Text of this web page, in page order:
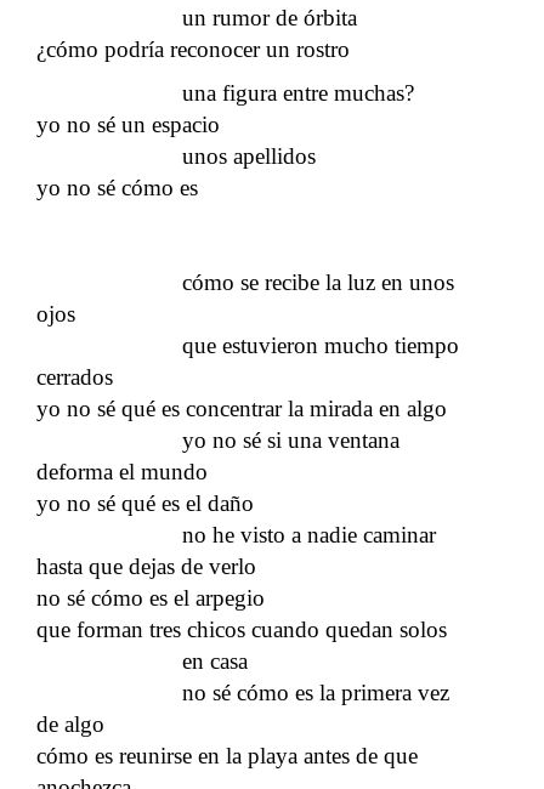
un rumor de órbita
¿cómo podría reconocer un rostro
una figura entre muchas?
yo no sé un espacio
unos apellidos
yo no sé cómo es
cómo se recibe la luz en unos
ojos
que estuvieron mucho tiempo
cerrados
yo no sé qué es concentrar la mirada en algo
yo no sé si una ventana
deforma el mundo
yo no sé qué es el daño
no he visto a nadie caminar
hasta que dejas de verlo
no sé cómo es el arpegio
que forman tres chicos cuando quedan solos
en casa
no sé cómo es la primera vez
de algo
cómo es reunirse en la playa antes de que